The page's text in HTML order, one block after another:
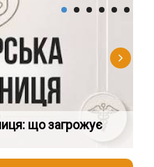
що загрожує